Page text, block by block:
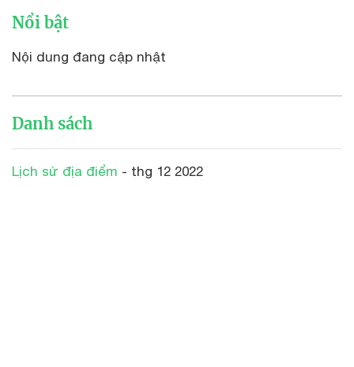
Nổi bật
Nội dung đang cập nhật
Danh sách
Lịch sử địa điểm - thg 12 2022